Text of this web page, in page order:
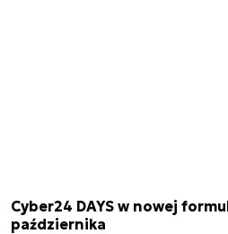
Cyber24 DAYS w nowej
października